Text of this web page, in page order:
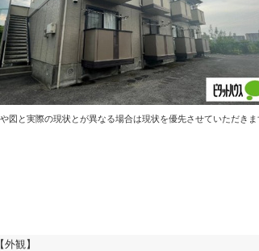
図と実際の現状とが異なる場合は現状を優先させていただきま
【外観】